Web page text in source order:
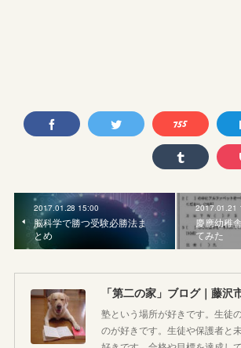
2017.01.28 15:00
脳科学で勝つ受験必勝法ま
とめ
2017.01.21
慶應幼稚
てみた
塾という場所が好きです。生徒
のが好きです。生徒や保護者と